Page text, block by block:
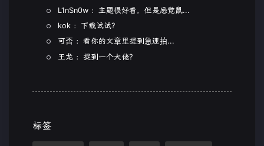
L1nSn0w ：主题很好看，但是感觉鼠...
kok ：下载试试?
可否 ：看你的文章里提到急速拍...
王龙 ：捉到一个大佬?
标签